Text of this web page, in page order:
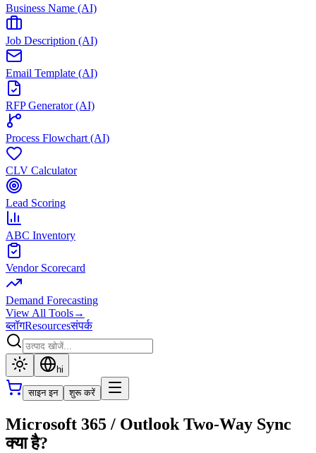
Business Name (AI)
Job Description (AI)
Email Template (AI)
RFP Generator (AI)
Process Flowchart (AI)
CLV Calculator
Lead Scoring
ABC Inventory
Vendor Scorecard
Demand Forecasting
View All Tools→
ब्लॉगResourcesसंपर्क
hi
साइन इन शुरू करें
Microsoft 365 / Outlook Two-Way Sync
क्या है?